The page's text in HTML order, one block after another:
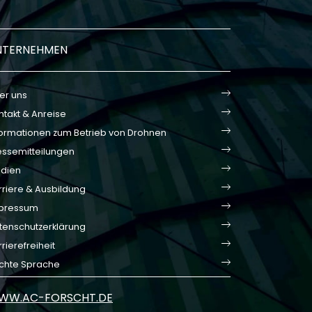
uns
& Anreise
zum Betrieb von Drohnen
& Ausbildung
Sprache
FORSCHT.DE